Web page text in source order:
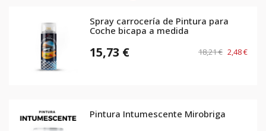
Spray carrocería de Pintura para
Coche bicapa a medida
15,73 € 18,21 € 2,48 €
Pintura Intumescente Mirobriga